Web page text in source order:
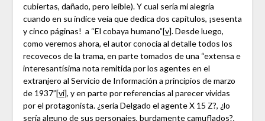
cubiertas, dañado, pero leíble). Y cual sería mi alegría
cuando en su índice veía que dedica dos capítulos, ¡sesenta
y cinco páginas! a “El cobaya humano”[v]. Desde luego,
como veremos ahora, el autor conocía al detalle todos los
recovecos de la trama, en parte tomados de una “extensa e
interesantísima nota remitida por los agentes en el
extranjero al Servicio de Información a principios de marzo
de 1937”[vi], y en parte por referencias al parecer vividas
por el protagonista. ¿sería Delgado el agente X 15 Z?, ¿lo
sería alguno de sus personajes, burdamente camuflados?,